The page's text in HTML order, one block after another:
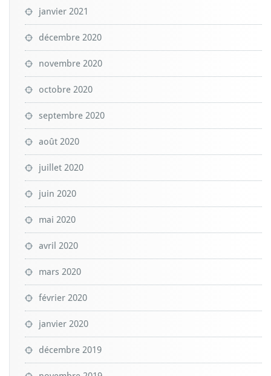
janvier 2021
décembre 2020
novembre 2020
octobre 2020
septembre 2020
août 2020
juillet 2020
juin 2020
mai 2020
avril 2020
mars 2020
février 2020
janvier 2020
décembre 2019